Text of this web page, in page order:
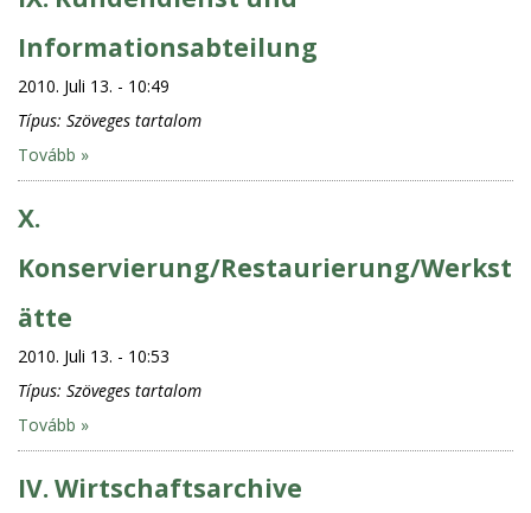
Informationsabteilung
2010. Juli 13. - 10:49
Típus: Szöveges tartalom
Tovább »
X.
Konservierung/Restaurierung/Werkst
ätte
2010. Juli 13. - 10:53
Típus: Szöveges tartalom
Tovább »
IV. Wirtschaftsarchive